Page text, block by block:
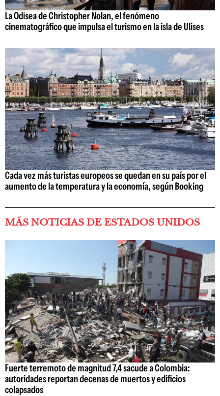
La Odisea de Christopher Nolan, el fenómeno
cinematográfico que impulsa el turismo en la isla de Ulises
Cada vez más turistas europeos se quedan en su país por el
aumento de la temperatura y la economía, según Booking
MÁS NOTICIAS DE ESTADOS UNIDOS
Fuerte terremoto de magnitud 7,4 sacude a Colombia:
autoridades reportan decenas de muertos y edificios
colapsados